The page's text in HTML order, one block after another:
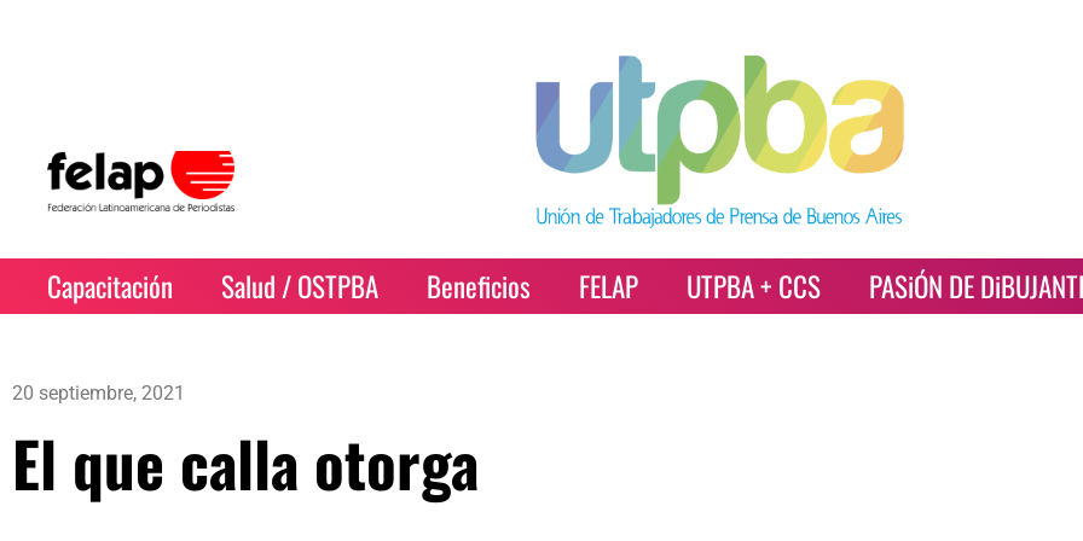
Capacitación Salud / OSTPBA Beneficios FELAP UTPBA + CCS PASiÓN DE
20 septiembre, 2021
El que calla otorga